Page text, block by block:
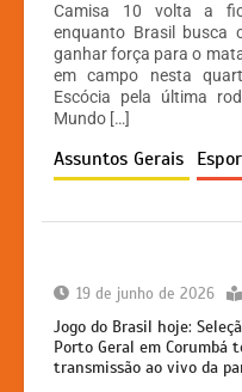
at
s
A
p
p
c
e
b
o
o
k
s
s
e
n
g
er
Camisa 10 volta a
enquanto Brasil busca
ganhar força para o
em campo nesta
Escócia pela última
Mundo […]
Assuntos Gerais
19 de junho de 2026
Jogo do Brasil hoje:
Porto Geral em Corumbá
transmissão ao vivo da